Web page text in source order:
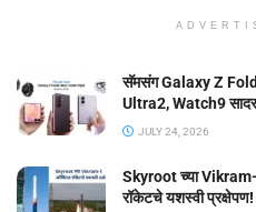
सॅमसंग Galaxy Z
Ultra2, Watch9 सादर
JULY 24, 2026
Skyroot च्या Vikram-1
रॉकेटचे यशस्वी प्रक्षेपण!